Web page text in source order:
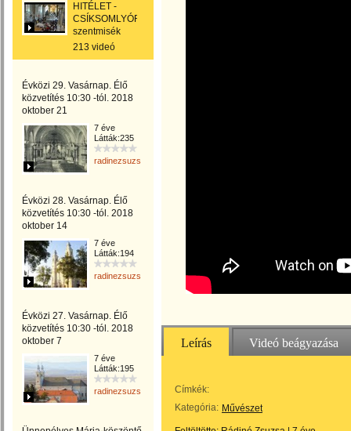
HITÉLET -
CSÍKSOMLYÓRÓL
szentmisék
213 videó
Évközi 29. Vasárnap. Élő
közvetítés 10:30 -tól. 2018
oktober 21
7 éve
Látták:235
radinezsuzsa
Évközi 28. Vasárnap. Élő
közvetítés 10:30 -tól. 2018
oktober 14
7 éve
Látták:194
radinezsuzsa
Évközi 27. Vasárnap. Élő
közvetítés 10:30 -tól. 2018
oktober 7
7 éve
Látták:195
radinezsuzsa
Leírás Videó beágyazása
Címkék:
Kategória: Művészet